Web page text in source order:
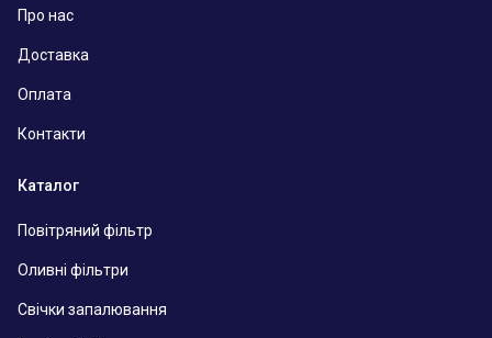
Про нас
Доставка
Оплата
Контакти
Каталог
Повітряний фільтр
Оливні фільтри
Свічки запалювання